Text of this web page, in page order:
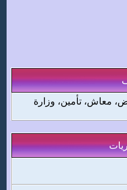
معاش، تأمين، وزارة